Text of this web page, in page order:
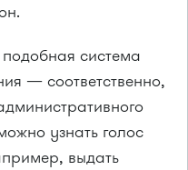
подобная система
— соответственно,
узнать голос
выдать